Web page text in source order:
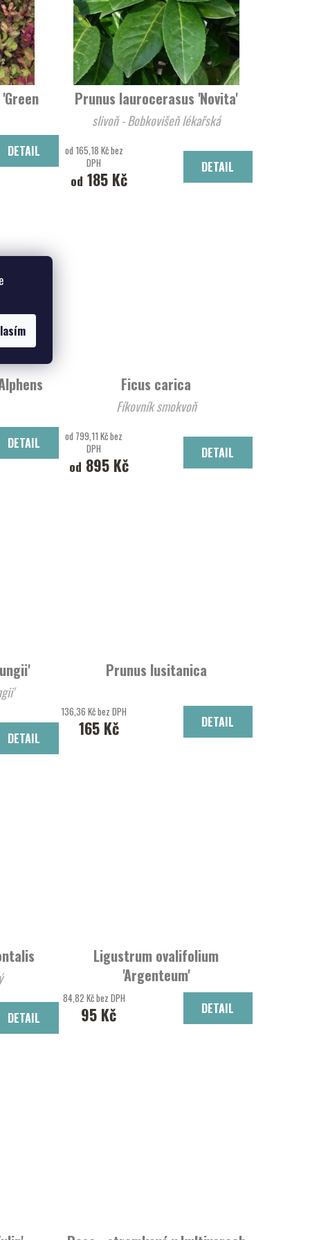
DETAIL
Prunus laurocerasus 'Novita'
slivoň - Bobkovišeň lékařská
od 165,18 Kč bez
DPH
od 185 Kč
DETAIL
Globe'
DETAIL
Ficus carica
Fíkovník smokvoň
od 799,11 Kč bez
DPH
od 895 Kč
DETAIL
DETAIL
Prunus lusitanica
136,36 Kč bez DPH
165 Kč DETAIL
DETAIL
Ligustrum ovalifolium
'Argenteum'
Ptačí zob vejčitolistý 'Argenteum'
84,82 Kč bez DPH
95 Kč DETAIL